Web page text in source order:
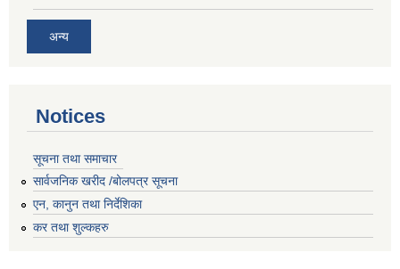
अन्य
Notices
सूचना तथा समाचार
सार्वजनिक खरीद /बोलपत्र सूचना
एन, कानुन तथा निर्देशिका
कर तथा शुल्कहरु